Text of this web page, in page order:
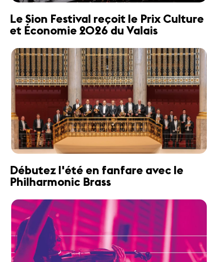
Le Sion Festival reçoit le Prix Culture
et Économie 2026 du Valais
Débutez l'été en fanfare avec le
Philharmonic Brass